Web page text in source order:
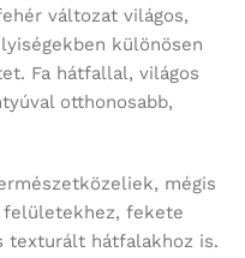
változat világos,
különösen
Fa hátfallal, világos
otthonosabb,
mégis
felületekhez, fekete
texturált hátfalakhoz is.